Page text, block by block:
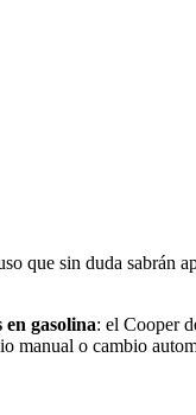
que sin duda sabrán
en gasolina: el Cooper
o cambio